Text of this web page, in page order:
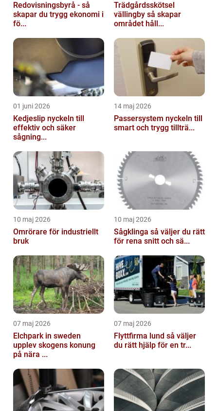
Redovisningsbyrå - så
skapar du trygg ekonomi i
fö...
Trädgårdsskötsel
vällingby så skapar
området håll...
01 juni 2026
Kedjeslip nyckeln till
effektiv och säker
sågning...
14 maj 2026
Passersystem nyckeln till
smart och trygg tillträ...
10 maj 2026
Omrörare för industriellt
bruk
10 maj 2026
Sågklinga så väljer du rätt
för rena snitt och sä...
07 maj 2026
Elchpark in sweden
upplev skogens konung
på nära ...
07 maj 2026
Flyttfirma lund så väljer
du rätt hjälp för en tr...